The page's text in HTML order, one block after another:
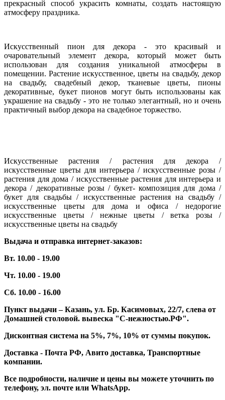
прекрасный способ украсить комнаты, создать настоящую
атмосферу праздника.
Искусственный пион для декора - это красивый и
очаровательный элемент декора, который может быть
использован для создания уникальной атмосферы в
помещении. Растение искусственное, цветы на свадьбу, декор
на свадьбу, свадебный декор, тканевые цветы, пионы
декоративные, букет пионов могут быть использованы как
украшение на свадьбу - это не только элегантный, но и очень
практичный выбор декора на свадебное торжество.
Искусственные растения / растения для декора /
искусственные цветы для интерьера / искусственные розы /
растения длядома / искусственные растения для интерьера и
декора / декоративные розы / букет- композиция для дома /
букет для свадьбы / искусственные растения на свадьбу /
искусственные цветы для дома и офиса / недорогие
искусственные цветы / нежные цветы / ветка розы /
искусственные цветы на свадьбу
Выдача и отправка интернет-заказов:
Вт. 10.00 - 19.00
Чт. 10.00 - 19.00
Сб. 10.00 - 16.00
Пункт выдачи – Казань, ул. Бр. Касимовых, 22/7, слева от
Домашней столовой. вывеска "С-нежностью.РФ".
Дисконтная система на 5%, 7%, 10% от суммы покупок.
Доставка - Почта РФ, Авито доставка, Транспортные
компании.
Все подробности, наличие и цены вы можете уточнить по
телефону, эл. почте или WhatsApp.